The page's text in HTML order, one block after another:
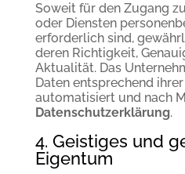
Soweit für den Zugang
oder Diensten
erforderlich sind,
deren Richtigkeit,
Aktualität. Das
Daten entsprechend
automatisiert und nach
Datenschutzerklärung.
4. Geistiges und
Eigentum